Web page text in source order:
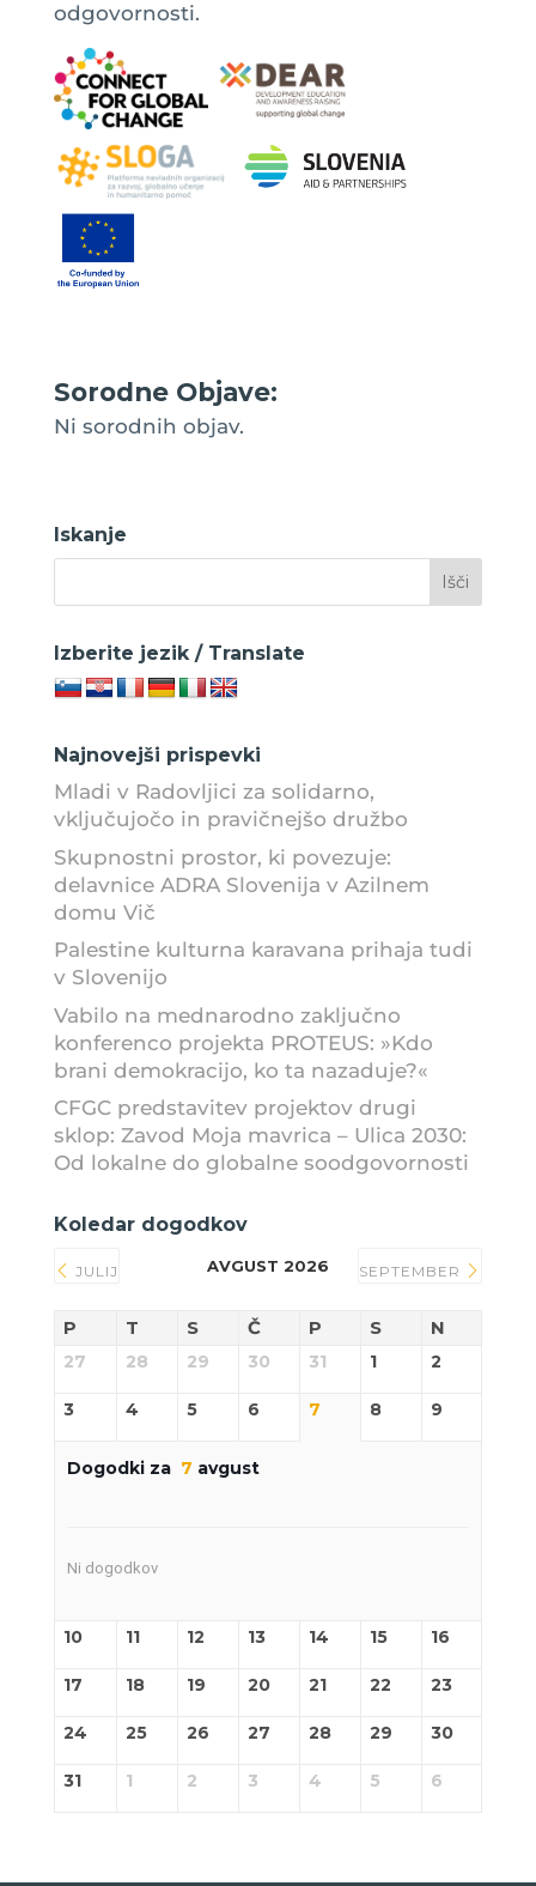
odgovornosti.
Sorodne Objave:
Ni sorodnih objav.
Iskanje
Izberite jezik / Translate
Najnovejši prispevki
Mladi v Radovljici za solidarno,
vključujočo in pravičnejšo družbo
Skupnostni prostor, ki povezuje:
delavnice ADRA Slovenija v Azilnem
domu Vič
Palestine kulturna karavana prihaja tudi
v Slovenijo
Vabilo na mednarodno zaključno
konferenco projekta PROTEUS: »Kdo
brani demokracijo, ko ta nazaduje?«
CFGC predstavitev projektov drugi
sklop: Zavod Moja mavrica – Ulica 2030:
Od lokalne do globalne soodgovornosti
Koledar dogodkov
JULIJ AVGUST 2026 SEPTEMBER
P T S Č P S N
27 28 29 30 31 1 2
3 4 5 6 7 8 9
Dogodki za 7 avgust
Ni dogodkov
10 11 12 13 14 15 16
17 18 19 20 21 22 23
24 25 26 27 28 29 30
31 1 2 3 4 5 6